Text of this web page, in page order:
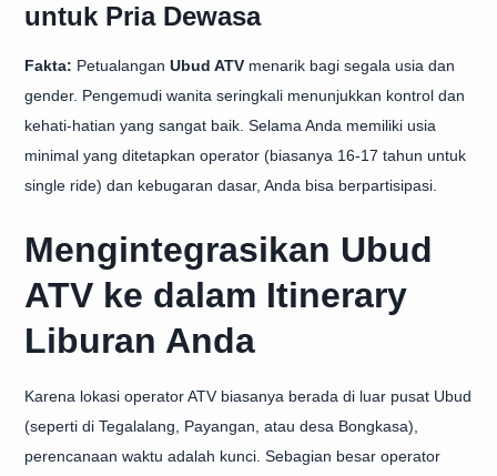
untuk Pria Dewasa
Fakta: Petualangan Ubud ATV menarik bagi segala usia dan
gender. Pengemudi wanita seringkali menunjukkan kontrol dan
kehati-hatian yang sangat baik. Selama Anda memiliki usia
minimal yang ditetapkan operator (biasanya 16-17 tahun untuk
single ride) dan kebugaran dasar, Anda bisa berpartisipasi.
Mengintegrasikan Ubud
ATV ke dalam Itinerary
Liburan Anda
Karena lokasi operator ATV biasanya berada di luar pusat Ubud
(seperti di Tegalalang, Payangan, atau desa Bongkasa),
perencanaan waktu adalah kunci. Sebagian besar operator